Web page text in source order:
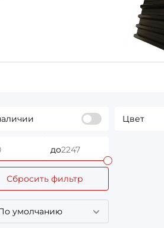
Цвет
до
Сбросить фильтр
умолчанию